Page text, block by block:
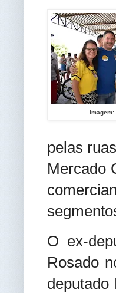
Imagem:
pelas
Mercado
O ex-
Rosado
deputado